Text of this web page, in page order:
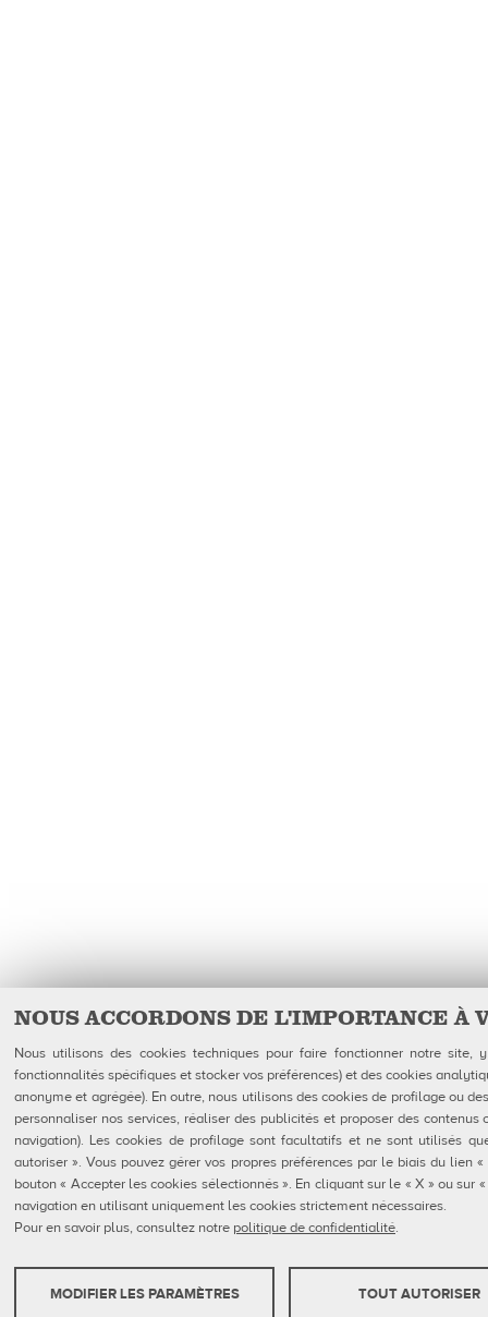
NOUS ACCORDONS DE L'IMPORTANCE À
Nous utilisons des cookies techniques pour faire fonctionner notre site,
fonctionnalités spécifiques et stocker vos préférences) et des cookies
anonyme et agrégée). En outre, nous utilisons des cookies de profilage ou
personnaliser nos services, réaliser des publicités et proposer des
navigation). Les cookies de profilage sont facultatifs et ne sont utilisés
autoriser ». Vous pouvez gérer vos propres préférences par le biais du lien
bouton « Accepter les cookies sélectionnés ». En cliquant sur le « X » ou sur
navigation en utilisant uniquement les cookies strictement nécessaires.
Pour en savoir plus, consultez notre politique de confidentialité.
TOUT AUTORISER
MODIFIER LES PARAMÈTRES